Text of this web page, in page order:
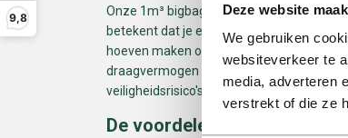
Deze website
We gebruiken
websiteverkeer te
media, adverteren
verstrekt of die ze
9,8
Onze 1m³ bigbags voor puin hebben een
betekent dat je een aanzienlijke
hoeven maken over overbelasting. Het is
draagvermogen niet te overschrijden om
veiligheidsrisico's te voorkomen.
De voordelen van een